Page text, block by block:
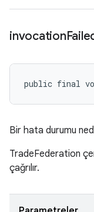
invocation
public final
Bir hata durumu
TradeFederation
çağrılır.